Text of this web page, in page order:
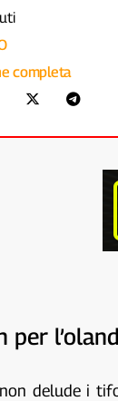
completa
per
delude i